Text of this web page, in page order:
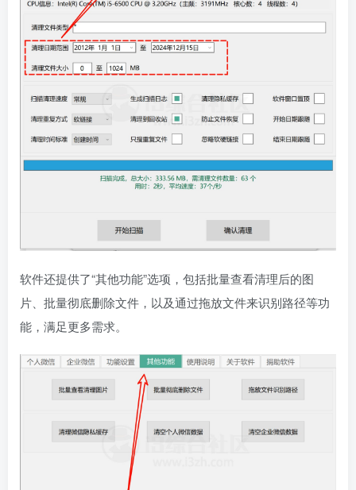
软件还提供了“其他功能”选项，包括批量查看清理后的图
片、批量彻底删除文件，以及通过拖放文件来识别路径等功
能，满足更多需求。